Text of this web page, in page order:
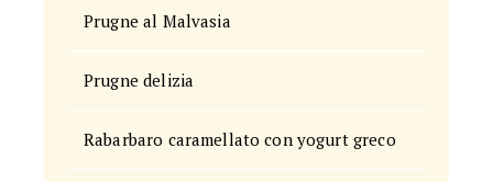
Prugne al Malvasia
Prugne delizia
Rabarbaro caramellato con yogurt greco